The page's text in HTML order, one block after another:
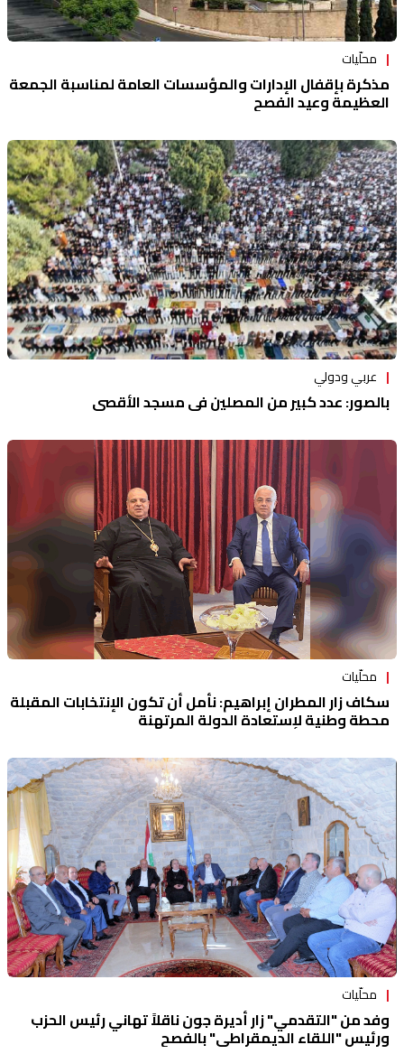
محلّيات
مذكرة بإقفال الإدارات والمؤسسات العامة لمناسبة الجمعة
العظيمة وعيد الفصح
عربي ودولي
بالصور: عدد كبير من المصلين في مسجد الأقصى
محلّيات
سكاف زار المطران إبراهيم: نأمل أن تكون الإنتخابات المقبلة
محطة وطنية لإستعادة الدولة المرتهنة
محلّيات
وفد من "التقدمي" زار أديرة جون ناقلاً تهاني رئيس الحزب
ورئيس "اللقاء الديمقراطي" بالفصح